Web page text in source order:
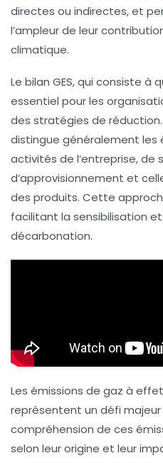
directes ou indirectes, et
l’ampleur de leur
climatique.
Le bilan GES, qui consiste à
essentiel pour les
des stratégies de réduction
distingue généralement les
activités de l’entreprise, de
d’approvisionnement et
des produits. Cette
facilitant la sensibilisation et
décarbonation.
Les émissions de gaz à
représentent un défi
compréhension de ces
selon leurorigine et leur